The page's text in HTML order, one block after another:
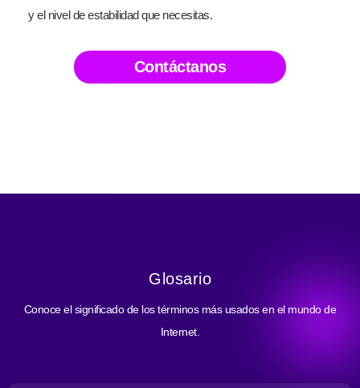
y el nivel de estabilidad que necesitas.
Contáctanos
Glosario
Conoce el significado de los términos más usados en el mundo de
Internet.